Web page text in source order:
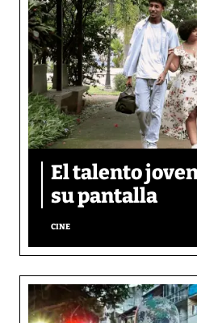
El talento
su pantalla​
CINE